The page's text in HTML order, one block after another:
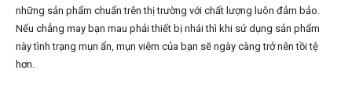
những sản phẩm chuẩn trên thị trường với chất lượng luôn đảm bảo.
Nếu chẳng may bạn mau phải thiết bị nhái thì khi sử dụng sản phẩm
này tình trạng mụn ẩn, mụn viêm của bạn sẽ ngày càng trở nên tồi tệ
hơn.